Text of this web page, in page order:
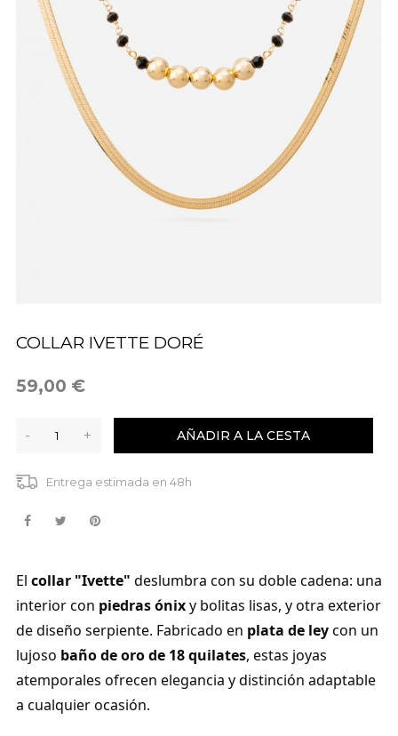
COLLAR IVETTE DORÉ
59,00 €
- + AÑADIR A LA CESTA
Entrega estimada en 48h
El collar "Ivette" deslumbra con su doble cadena: una
interior con piedras ónixy bolitas lisas, y otra exterior
de diseño serpiente. Fabricado en plata de leycon un
lujoso baño de oro de 18 quilates, estas joyas
atemporales ofrecen elegancia y distinción adaptable
a cualquier ocasión.